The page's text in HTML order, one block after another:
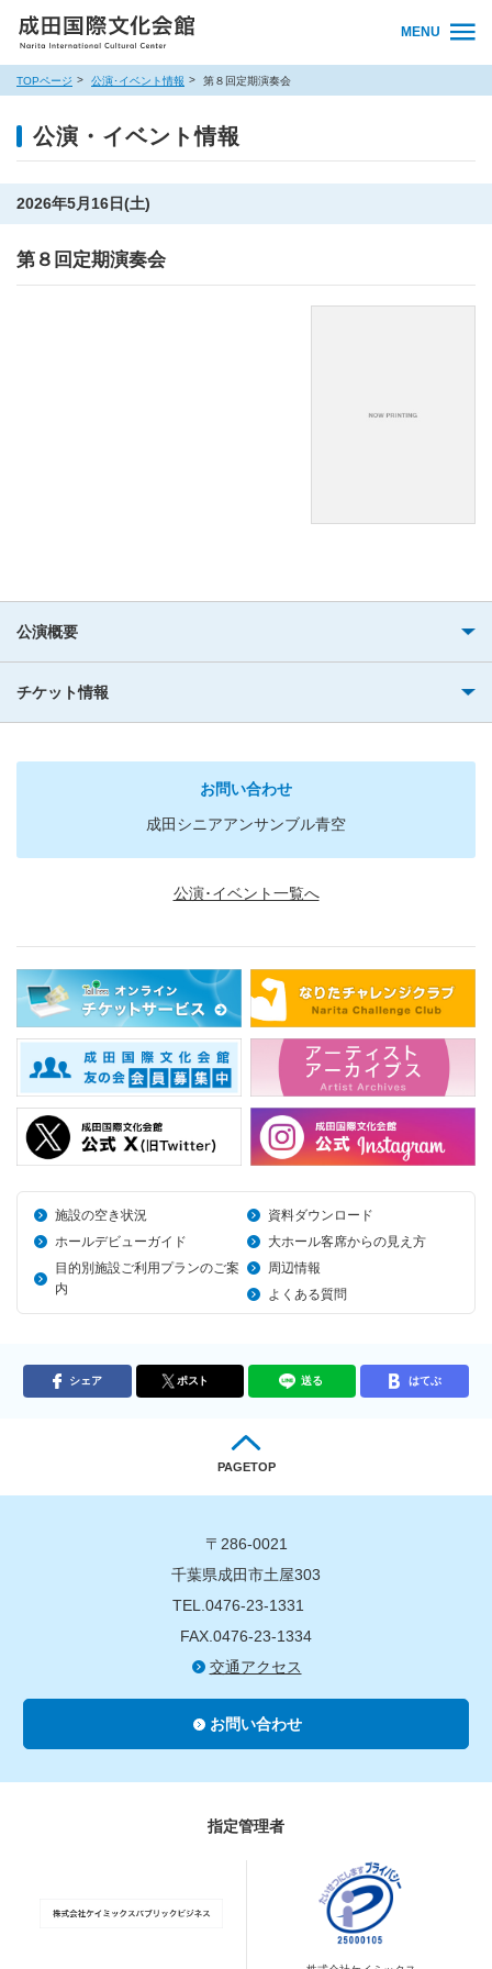
MENU
TOPページ 公演･イベント情報 第８回定期演奏会
公演・イベント情報
2026年5月16日(土)
第８回定期演奏会
公演概要
チケット情報
お問い合わせ
成田シニアアンサンブル青空
公演･イベント一覧へ
施設の空き状況
資料ダウンロード
ホールデビューガイド
大ホール客席からの見え方
目的別施設ご利用プランのご案
内
周辺情報
よくある質問
シェア ポスト 送る はてぶ
PAGETOP
〒286-0021
千葉県成田市土屋303
TEL.0476-23-1331
FAX.0476-23-1334
交通アクセス
お問い合わせ
指定管理者